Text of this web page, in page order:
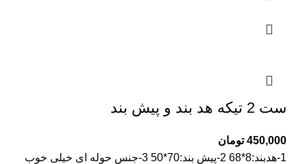
ست 2 تیکه هد بند و پیش بند
450,000 تومان
1-هدبند:8*68 2-پیش بند:70*50 3-جنس حوله ای خیلی خوب